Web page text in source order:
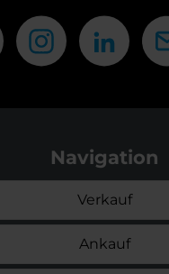
Navigation
Verkauf
Ankauf